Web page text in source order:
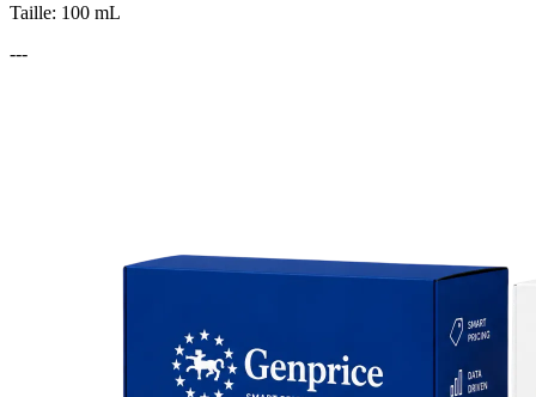
Taille: 100 mL
---